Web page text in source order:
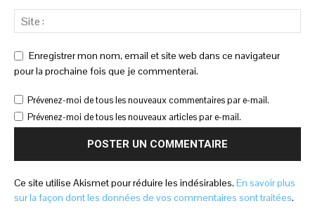
Enregistrer mon nom, email et site web dans ce navigateur
pour la prochaine fois que je commenterai.
Prévenez-moi de tous les nouveaux commentaires par e-mail.
Prévenez-moi de tous les nouveaux articles par e-mail.
Ce site utilise Akismet pour réduire les indésirables. En savoir plus
sur la façon dont les données de vos commentaires sont traitées.